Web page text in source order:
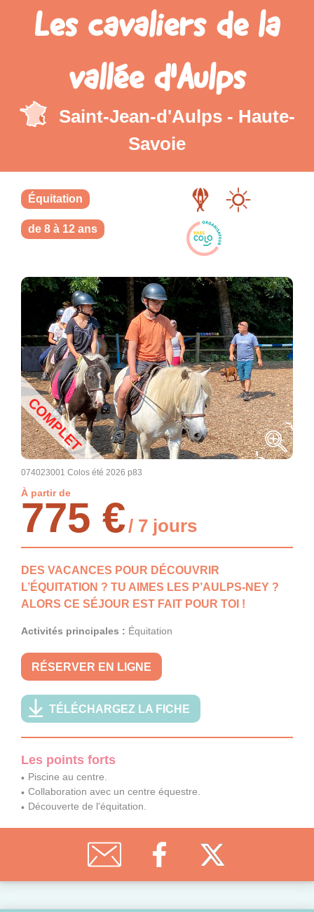
Les cavaliers de la
vallée d'Aulps
Saint-Jean-d'Aulps - Haute-
Savoie
Équitation
de 8 à 12 ans
COMPLET
074023001 Colos été 2026 p83
À partir de
775 €/ 7 jours
DES VACANCES POUR DÉCOUVRIR
L’ÉQUITATION ? TU AIMES LES P’AULPS-NEY ?
ALORS CE SÉJOUR EST FAIT POUR TOI !
Activités principales : Équitation
RÉSERVER EN LIGNE
TÉLÉCHARGEZ LA FICHE
Les points forts
Piscine au centre.
Collaboration avec un centre équestre.
Découverte de l'équitation.